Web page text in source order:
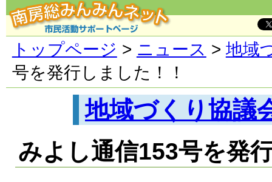
トップページ > ニュース > 地域
号を発行しました！！
地域づくり協議
みよし通信153号を発